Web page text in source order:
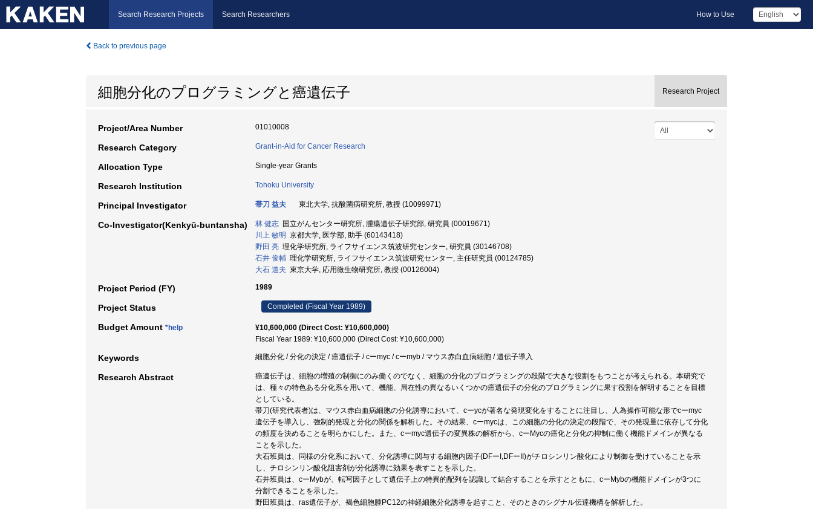
Search Research Projects Search Researchers How to Use
Back to previous page
細胞分化のプログラミングと癌遺伝子 Research Project
Project/Area Number 01010008
Research Category Grant-in-Aid for Cancer Research
Allocation Type Single-year Grants
Research Institution Tohoku University
Principal Investigator 帯刀 益夫 東北大学, 抗酸菌病研究所, 教授 (10099971)
Co-Investigator(Kenkyū-buntansha) 林 健志 国立がんセンター研究所, 腫瘍遺伝子研究部, 研究員 (00019671)
川上 敏明 京都大学, 医学部, 助手 (60143418)
野田 亮 理化学研究所, ライフサイエンス筑波研究センター, 研究員 (30146708)
石井 俊輔 理化学研究所, ライフサイエンス筑波研究センター, 主任研究員 (00124785)
大石 道夫 東京大学, 応用微生物研究所, 教授 (00126004)
Project Period (FY) 1989
Project Status Completed (Fiscal Year 1989)
Budget Amount *help
¥10,600,000 (Direct Cost: ¥10,600,000)
Fiscal Year 1989: ¥10,600,000 (Direct Cost: ¥10,600,000)
Keywords 細胞分化 / 分化の決定 / 癌遺伝子 / cーmyc / cーmyb / マウス赤白血病細胞 / 遺伝子導入
Research Abstract
癌遺伝子は、細胞の増殖の制御にのみ働くのでなく、細胞の分化のプログラミングの段階で大きな役割をもつことが考えられる。本研究で
は、種々の特色ある分化系を用いて、機能、局在性の異なるいくつかの癌遺伝子の分化のプログラミングに果す役割を解明することを目標
としている。
帯刀(研究代表者)は、マウス赤白血病細胞の分化誘導において、cーycが著名な発現変化をすることに注目し、人為操作可能な形でcーmyc
遺伝子を導入し、強制的発現と分化の関係を解析した。その結果、cーmycは、この細胞の分化の決定の段階で、その発現量に依存して分化
の頻度を決めることを明らかにした。また、cーmyc遺伝子の変異株の解析から、cーMycの癌化と分化の抑制に働く機能ドメインが異なる
ことを示した。
大石班員は、同様の分化系において、分化誘導に関与する細胞内因子(DFーI,DFーII)がチロシンリン酸化により制御を受けていることを示
し、チロシンリン酸化阻害剤が分化誘導に効果を表すことを示した。
石井班員は、cーMybが、転写因子として遺伝子上の特異的配列を認識して結合することを示すとともに、cーMybの機能ドメインが3つに
分割できることを示した。
野田班員は、ras遺伝子が、褐色細胞腫PC12の神経細胞分化誘導を起すこと、そのときのシグナル伝達機構を解析した。